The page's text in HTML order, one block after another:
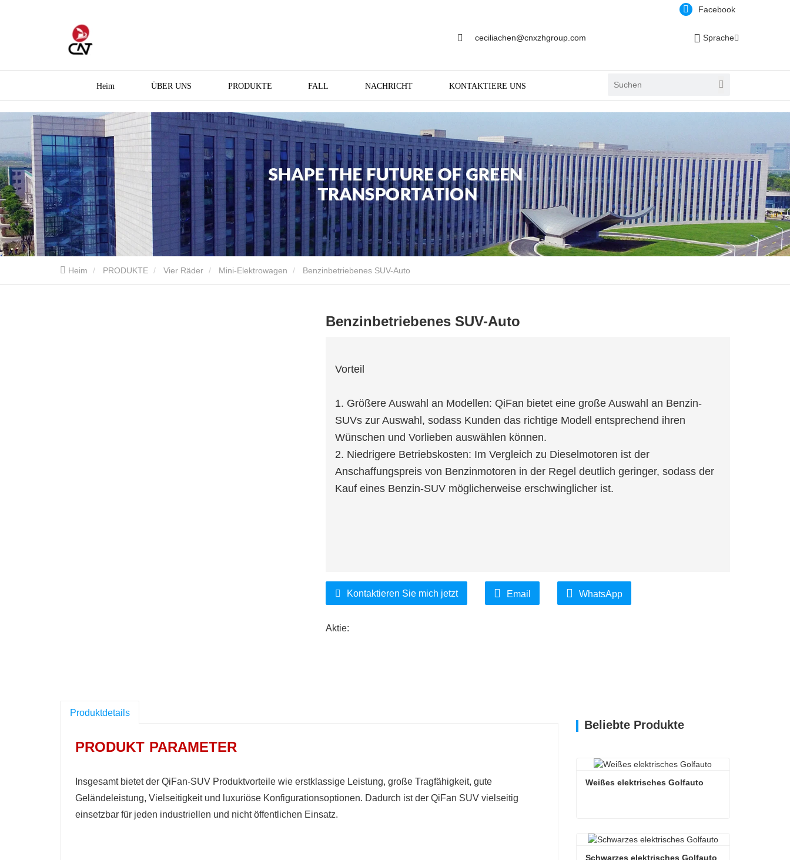
Facebook
ceciliachen@cnxzhgroup.com Sprache
Heim ÜBER UNS PRODUKTE FALL NACHRICHT KONTAKTIERE UNS
Heim PRODUKTE Vier Räder Mini-Elektrowagen Benzinbetriebenes SUV-Auto
Benzinbetriebenes SUV-Auto
Vorteil
1. Größere Auswahl an Modellen: QiFan bietet eine große Auswahl an Benzin-
SUVs zur Auswahl, sodass Kunden das richtige Modell entsprechend ihren
Wünschen und Vorlieben auswählen können.
2. Niedrigere Betriebskosten: Im Vergleich zu Dieselmotoren ist der
Anschaffungspreis von Benzinmotoren in der Regel deutlich geringer, sodass der
Kauf eines Benzin-SUV möglicherweise erschwinglicher ist.
Kontaktieren Sie mich jetzt Email WhatsApp
Aktie:
Produktdetails
PRODUKT PARAMETER
Insgesamt bietet der QiFan-SUV Produktvorteile wie erstklassige Leistung, große Tragfähigkeit, gute
Geländeleistung, Vielseitigkeit und luxuriöse Konfigurationsoptionen. Dadurch ist der QiFan SUV vielseitig
einsetzbar für jeden industriellen und nicht öffentlichen Einsatz.
Beliebte Produkte
Weißes elektrisches Golfauto
Weißes elektrisches Golfauto
Kontaktieren Sie mich jetzt
Schwarzes elektrisches Golfauto